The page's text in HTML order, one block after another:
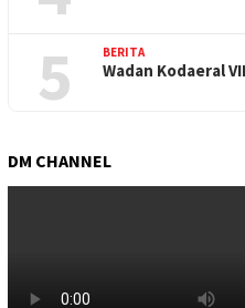
5 BERITA
Wadan Kodaeral
DM CHANNEL